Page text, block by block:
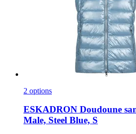
2 options
ESKADRON Doudoune
Male, Steel Blue, S